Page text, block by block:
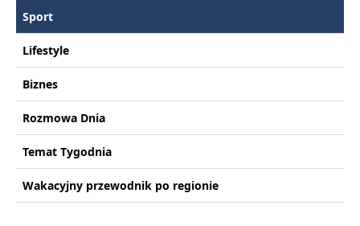
Sport
Lifestyle
Biznes
Rozmowa Dnia
Temat Tygodnia
Wakacyjny przewodnik po regionie